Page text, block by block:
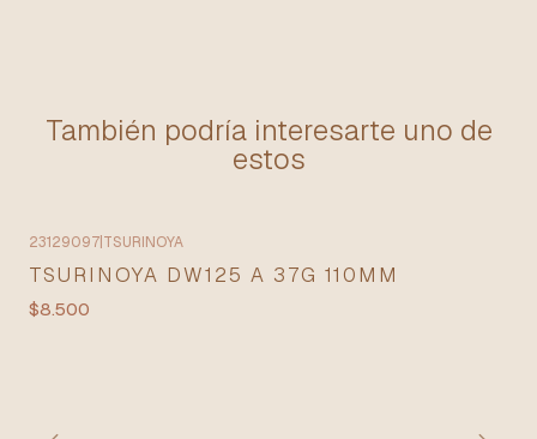
También podría interesarte uno de
estos
23129097 TSURINOYA
TSURINOYA DW125 A 37G 110MM
$8.500